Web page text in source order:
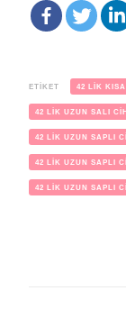
ETIKET 42 LİK
42 LİK UZUN SALI
42 LİK UZUN SAPLI
42 LİK UZUN SAPLI
42 LİK UZUN SAPLI